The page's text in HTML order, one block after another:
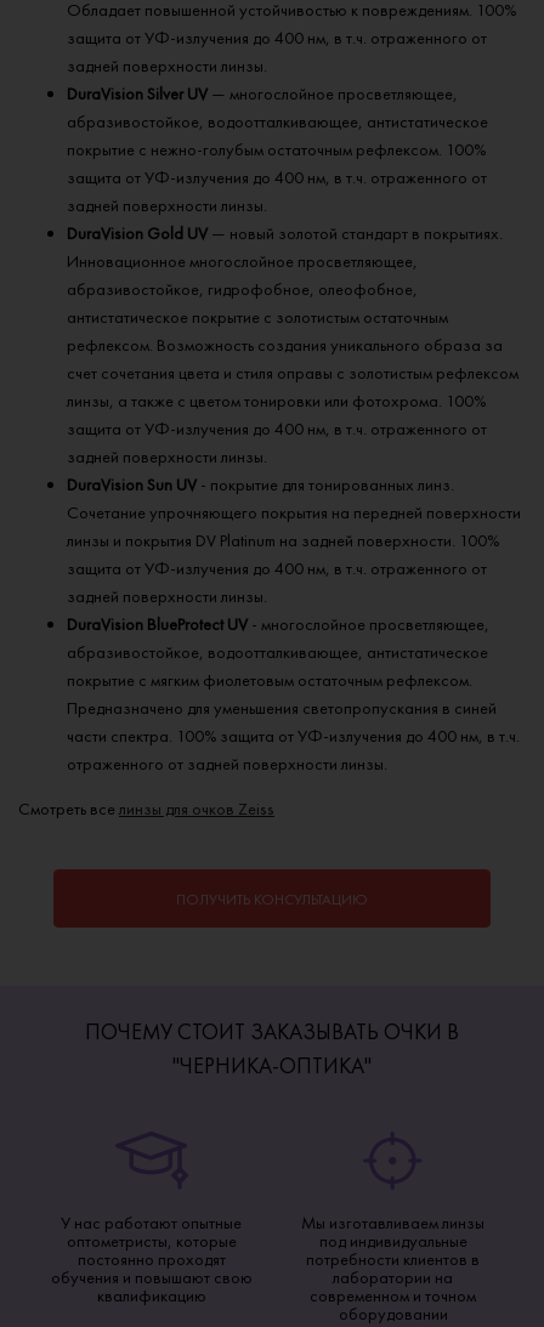
Обладает повышенной устойчивостью к повреждениям. 100%
защита от УФ-излучения до 400 нм, в т.ч. отраженного от
задней поверхности линзы.
DuraVision Silver UV — многослойное просветляющее,
абразивостойкое, водоотталкивающее, антистатическое
покрытие с нежно-голубым остаточным рефлексом. 100%
защита от УФ-излучения до 400 нм, в т.ч. отраженного от
задней поверхности линзы.
DuraVision Gold UV — новый золотой стандарт в покрытиях.
Инновационное многослойное просветляющее,
абразивостойкое, гидрофобное, олеофобное,
антистатическое покрытие с золотистым остаточным
рефлексом. Возможность создания уникального образа за
счет сочетания цвета и стиля оправы с золотистым рефлексом
линзы, а также с цветом тонировки или фотохрома. 100%
защита от УФ-излучения до 400 нм, в т.ч. отраженного от
задней поверхности линзы.
DuraVision Sun UV - покрытие для тонированных линз.
Сочетание упрочняющего покрытия на передней поверхности
линзы и покрытия DV Platinum на задней поверхности. 100%
защита от УФ-излучения до 400 нм, в т.ч. отраженного от
задней поверхности линзы.
DuraVision BlueProtect UV - многослойное просветляющее,
абразивостойкое, водоотталкивающее, антистатическое
покрытие с мягким фиолетовым остаточным рефлексом.
Предназначено для уменьшения светопропускания в синей
части спектра. 100% защита от УФ-излучения до 400 нм, в т.ч.
отраженного от задней поверхности линзы.
Смотреть все линзы для очков Zeiss
ПОЛУЧИТЬ КОНСУЛЬТАЦИЮ
ПОЧЕМУ СТОИТ ЗАКАЗЫВАТЬ ОЧКИ В
"ЧЕРНИКА-ОПТИКА"
У нас работают опытные
оптометристы, которые
постоянно проходят
обучения и повышают свою
квалификацию
Мы изготавливаем линзы
под индивидуальные
потребности клиентов в
лаборатории на
современном и точном
оборудовании